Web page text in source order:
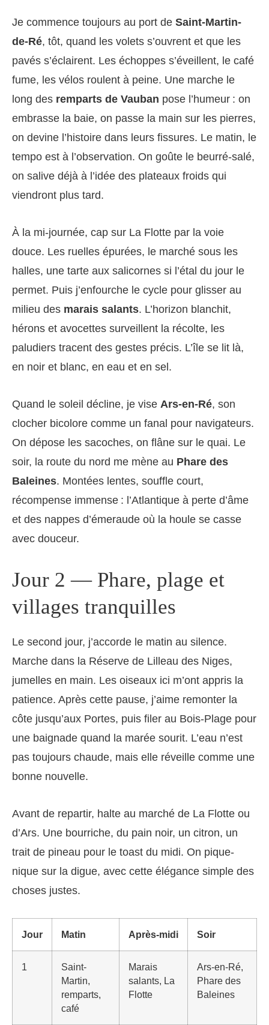
Je commence toujours au port de Saint-Martin-
de-Ré, tôt, quand les volets s’ouvrent et que les
pavés s’éclairent. Les échoppes s’éveillent, le café
fume, les vélos roulent à peine. Une marche le
long des remparts de Vauban pose l’humeur : on
embrasse la baie, on passe la main sur les pierres,
on devine l’histoire dans leurs fissures. Le matin, le
tempo est à l’observation. On goûte le beurré-salé,
on salive déjà à l’idée des plateaux froids qui
viendront plus tard.
À la mi-journée, cap sur La Flotte par la voie
douce. Les ruelles épurées, le marché sous les
halles, une tarte aux salicornes si l’étal du jour le
permet. Puis j’enfourche le cycle pour glisser au
milieu des marais salants. L’horizon blanchit,
hérons et avocettes surveillent la récolte, les
paludiers tracent des gestes précis. L’île se lit là,
en noir et blanc, en eau et en sel.
Quand le soleil décline, je vise Ars-en-Ré, son
clocher bicolore comme un fanal pour navigateurs.
On dépose les sacoches, on flâne sur le quai. Le
soir, la route du nord me mène au Phare des
Baleines. Montées lentes, souffle court,
récompense immense : l’Atlantique à perte d’âme
et des nappes d’émeraude où la houle se casse
avec douceur.
Jour 2 — Phare, plage et
villages tranquilles
Le second jour, j’accorde le matin au silence.
Marche dans la Réserve de Lilleau des Niges,
jumelles en main. Les oiseaux ici m’ont appris la
patience. Après cette pause, j’aime remonter la
côte jusqu’aux Portes, puis filer au Bois-Plage pour
une baignade quand la marée sourit. L’eau n’est
pas toujours chaude, mais elle réveille comme une
bonne nouvelle.
Avant de repartir, halte au marché de La Flotte ou
d’Ars. Une bourriche, du pain noir, un citron, un
trait de pineau pour le toast du midi. On pique-
nique sur la digue, avec cette élégance simple des
choses justes.
Jour Matin Après-midi Soir
1
Saint-
Martin,
remparts,
café
Marais
salants, La
Flotte
Ars-en-Ré,
Phare des
Baleines